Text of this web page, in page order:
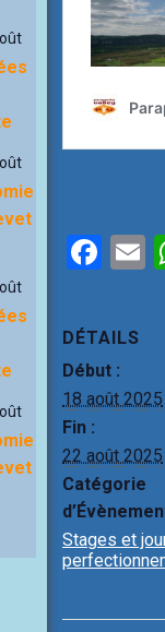
F
ce
b
o
k
E
DÉTAILS
Début :
18 août 2025
Fin :
22 août 2025
Catégorie
Stages et